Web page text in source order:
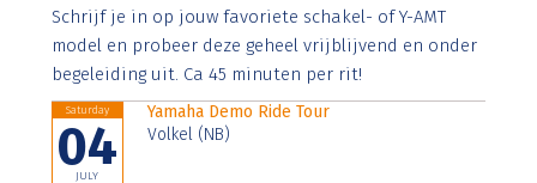
Aenean faucibus nibh et justo cursus id rutrum lorem
imperdiet. Nunc ut sem vitae risus tristique posuere.
Schrijf je in op jouw favoriete schakel- of Y-AMT
model en probeer deze geheel vrijblijvend en onder
begeleiding uit. Ca 45 minuten per rit!
Saturday
04
JULY
Yamaha Demo Ride Tour
Volkel (NB)